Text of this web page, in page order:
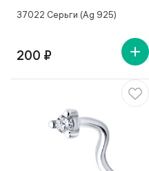
37022 Серьги (Ag 925)
200 ₽